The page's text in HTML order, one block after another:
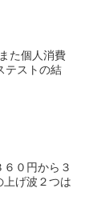
た個人消費
テストの結
０円から３
上げ波２つは